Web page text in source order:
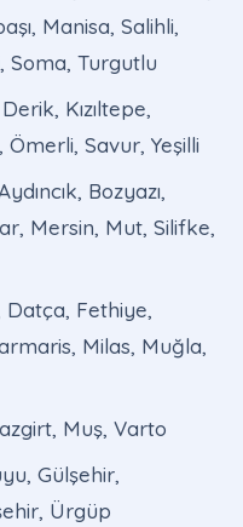
Manisa, Salihli,
Soma, Turgutlu
Kızıltepe,
Savur, Yeşilli
Bozyazı,
Mersin, Mut, Silifke,
Fethiye,
Milas, Muğla,
Muş, Varto
Gülşehir,
Ürgüp